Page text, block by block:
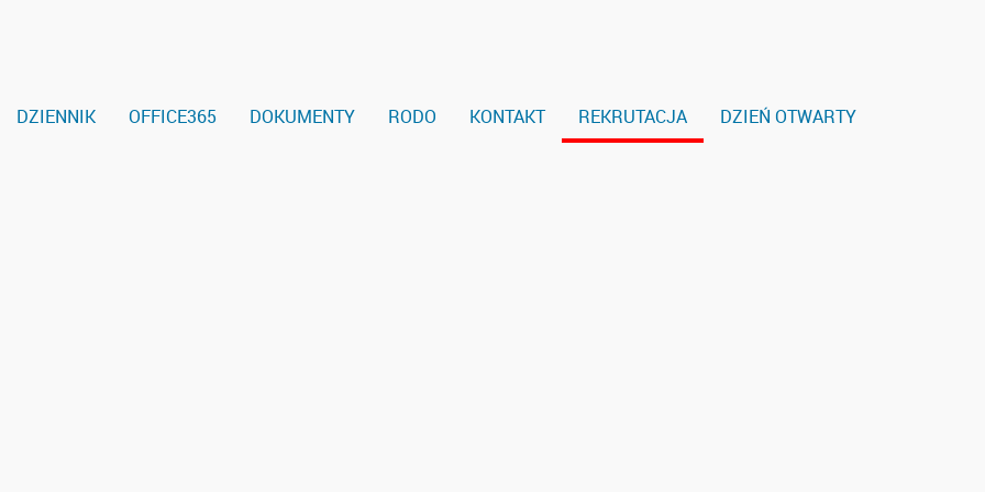
DZIENNIK OFFICE365 DOKUMENTY RODO KONTAKT REKRUTACJA DZIEŃ OTWARTY